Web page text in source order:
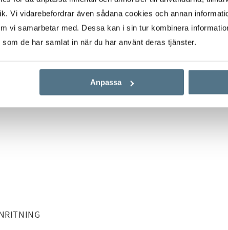
Vi vidarebefordrar även sådana cookies och annan
vi samarbetar med. Dessa kan i sin tur kombinera
de har samlat in när du har använt deras tjänster.
Anpassa
med vänner.
ta tid och ljuset
förlängning
och låt inne och
i solen, odla kryddor
där livet får ta plats.